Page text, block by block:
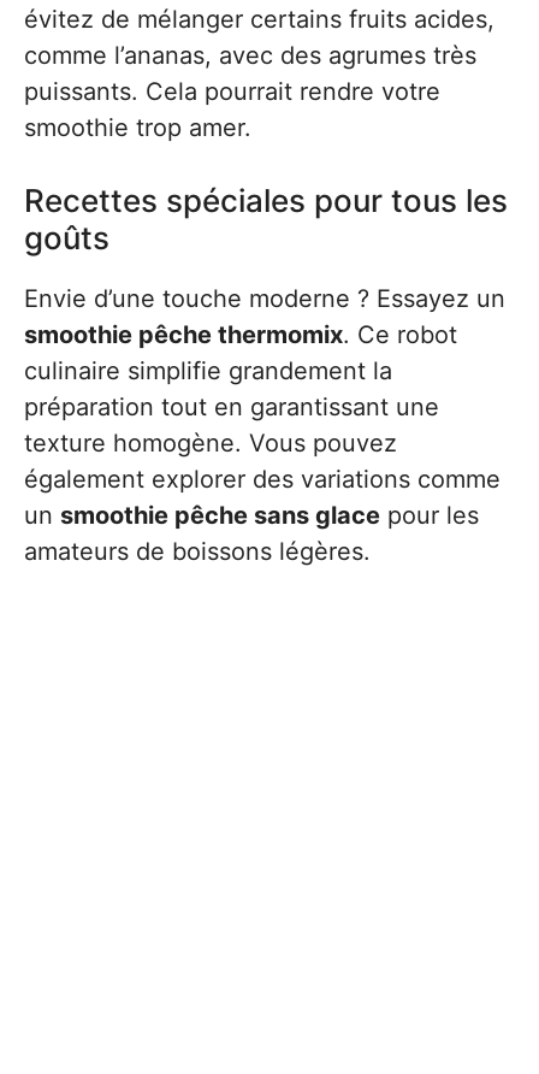
évitez de mélanger certains fruits acides,
comme l’ananas, avec des agrumes très
puissants. Cela pourrait rendre votre
smoothie trop amer.
Recettes spéciales pour tous les
goûts
Envie d’une touche moderne ? Essayez un
smoothie pêche thermomix. Ce robot
culinaire simplifie grandement la
préparation tout en garantissant une
texture homogène. Vous pouvez
également explorer des variations comme
un smoothie pêche sans glace pour les
amateurs de boissons légères.